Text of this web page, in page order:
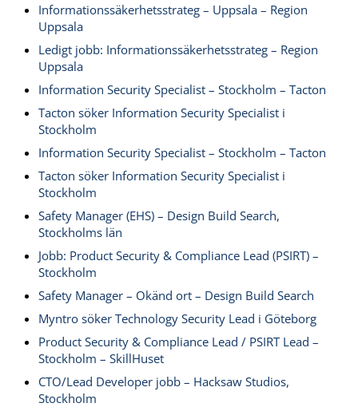
Informationssäkerhetsstrateg – Uppsala – Region
Uppsala
Ledigt jobb: Informationssäkerhetsstrateg – Region
Uppsala
Information Security Specialist – Stockholm – Tacton
Tacton söker Information Security Specialist i
Stockholm
Information Security Specialist – Stockholm – Tacton
Tacton söker Information Security Specialist i
Stockholm
Safety Manager (EHS) – Design Build Search,
Stockholms län
Jobb: Product Security & Compliance Lead (PSIRT) –
Stockholm
Safety Manager – Okänd ort – Design Build Search
Myntro söker Technology Security Lead i Göteborg
Product Security & Compliance Lead / PSIRT Lead –
Stockholm – SkillHuset
CTO/Lead Developer jobb – Hacksaw Studios,
Stockholm